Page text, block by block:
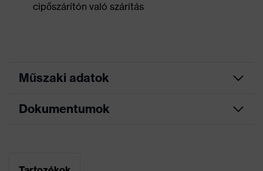
cipőszárítón való szárítás
Műszaki adatok
Keresőszín
Dokumentumok
Adatlap